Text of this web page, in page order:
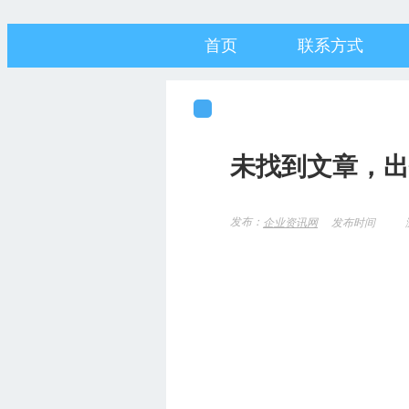
首页 联系方式
未找到文章，
发布： 企业资讯网 发布时间